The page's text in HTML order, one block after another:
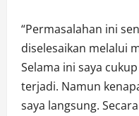
“Permasalahan ini
diselesaikan melalui
Selama ini saya
terjadi. Namun
saya langsung.